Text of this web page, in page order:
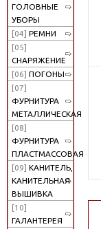
ГОЛОВНЫЕ
УБОРЫ
[04] РЕМНИ
[05]
СНАРЯЖЕНИЕ
[06] ПОГОНЫ
[07]
ФУРНИТУРА
МЕТАЛЛИЧЕСКАЯ
[08]
ФУРНИТУРА
ПЛАСТМАССОВАЯ
[09] КАНИТЕЛЬ,
КАНИТЕЛЬНАЯ
ВЫШИВКА
[10]
ГАЛАНТЕРЕЯ